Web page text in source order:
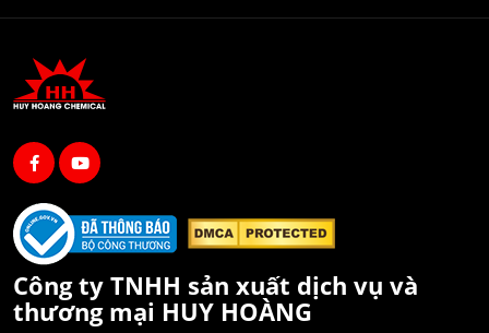
Công ty TNHH sản xuất dịch vụ và
thương mại HUY HOÀNG